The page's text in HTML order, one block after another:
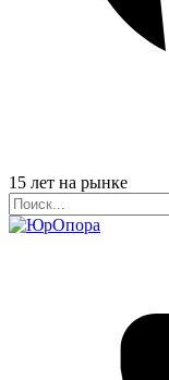
Бейдж
15 лет на рынке
Поиск